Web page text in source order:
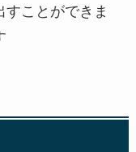
ことができま